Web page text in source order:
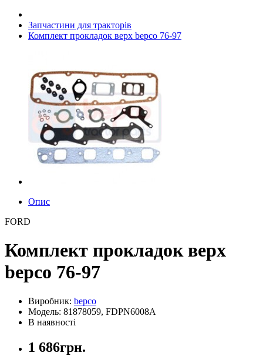
Запчастини для тракторів
Комплект прокладок верх bepco 76-97
Опис
FORD
Комплект прокладок верх
bepco 76-97
Виробник: bepco
Модель: 81878059, FDPN6008A
В наявності
1 686грн.